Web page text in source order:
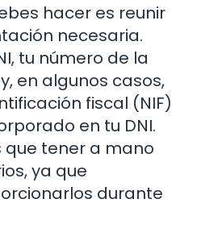
hacer es reunir
necesaria.
tu número de la
en algunos casos,
fiscal (NIF)
en tu DNI.
tener a mano
ya que
durante